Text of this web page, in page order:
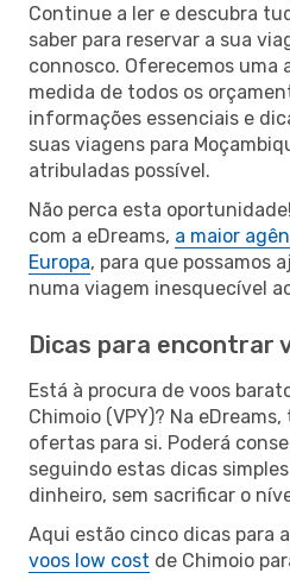
Continue a ler e descubra
saber para reservar a sua
connosco. Oferecemos uma
medida de todos os
informações essenciais e
suas viagens para
atribuladas possível.
Não perca esta
com a eDreams, a maior
Europa, para que possamos
numa viagem inesquecível
Dicas para encontrar
Está à procura de voos
Chimoio (VPY)? Na
ofertas para si. Poderá
seguindo estas dicas
dinheiro, sem sacrificar o
Aqui estão cinco dicas para
voos low cost de Chimoio